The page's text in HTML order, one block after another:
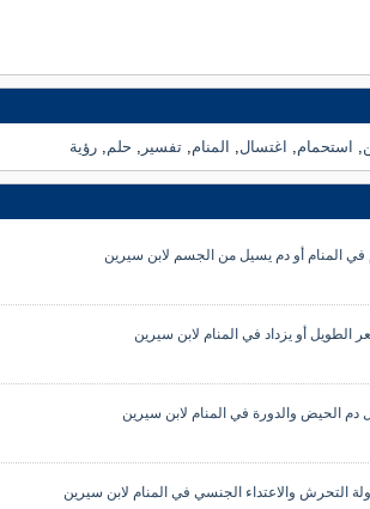
استحمام اغتسال المنام تفسير حلم رؤية
في المنام أو دم يسيل من الجسم لابن سيرين
الطويل أو يزداد في المنام لابن سيرين
دم الحيض والدورة في المنام لابن سيرين
التحرش والاعتداء الجنسي في المنام لابن سيرين